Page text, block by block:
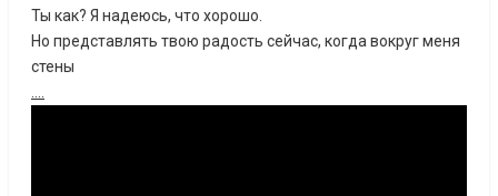
Ты как? Я надеюсь, что хорошо.
Но представлять твою радость сейчас, когда вокруг меня
стены